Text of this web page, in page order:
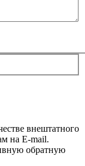
внештатного
на E-mail.
обратную